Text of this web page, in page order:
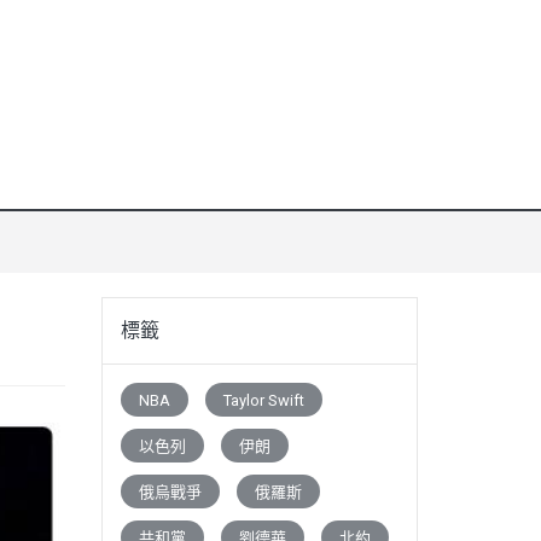
標籤
NBA Taylor Swift
以色列 伊朗
俄烏戰爭 俄羅斯